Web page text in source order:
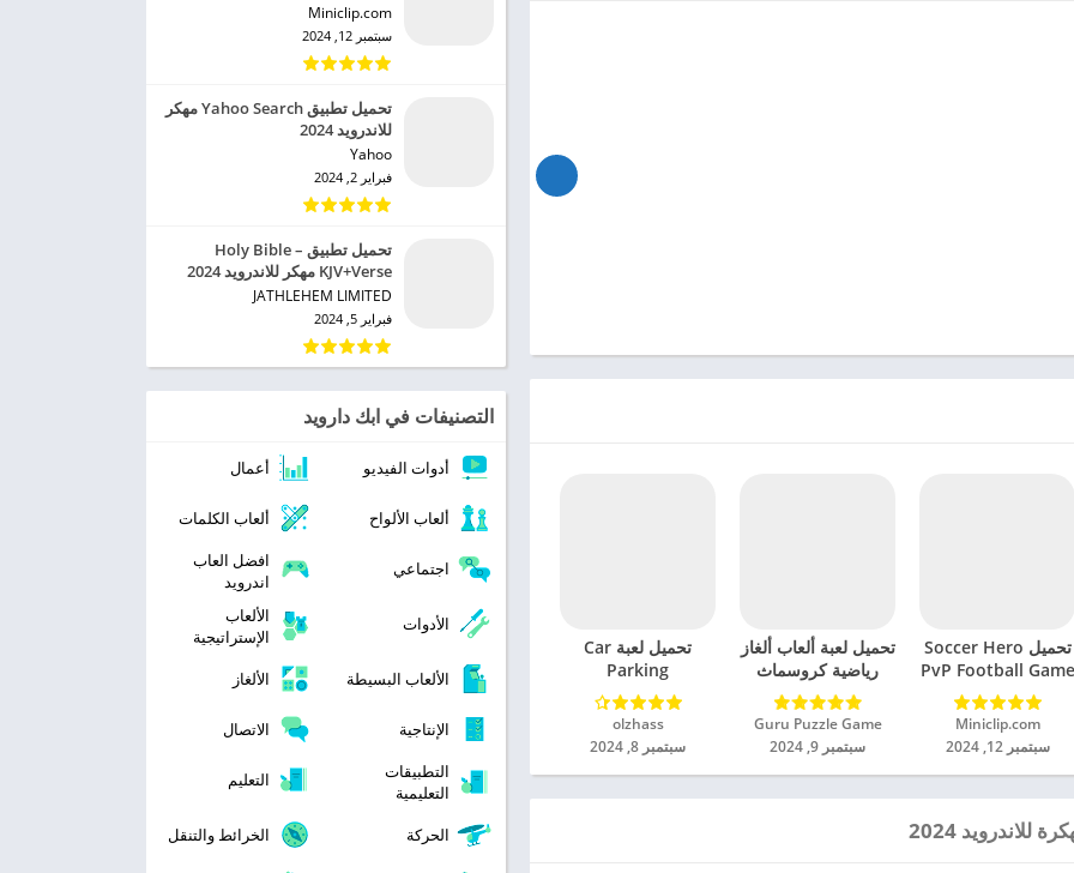
تحميل Soccer Hero
PvP Football Game
مهكرة للاندرويد 2024
Miniclip.com‏
سبتمبر 12, 2024
تحميل لعبة ألعاب ألغاز
رياضية كروسماث
مهكرة للاندرويد 2024
Guru Puzzle Game‏
سبتمبر 9, 2024
تحميل لعبة Car
Parking
Multiplayer 2
مهكرة للاندرويد 2024
olzhass‏
سبتمبر 8, 2024
Miniclip.com‏
سبتمبر 12, 2024
تحميل تطبيق Yahoo Search مهكر
للاندرويد 2024
Yahoo‏
فبراير 2, 2024
تحميل تطبيق Holy Bible –
KJV+Verse مهكر للاندرويد 2024
JATHLEHEM LIMITED‏
فبراير 5, 2024
التصنيفات في ابك دارويد
أدوات الفيديو أعمال
ألعاب الألواح ألعاب الكلمات
اجتماعي
افضل العاب
اندرويد
الأدوات
الألعاب
الإستراتيجية
الألعاب البسيطة
الألغاز
الإنتاجية
الاتصال
التطبيقات
التعليمية
التعليم
الحركة الخرائط والتنقل